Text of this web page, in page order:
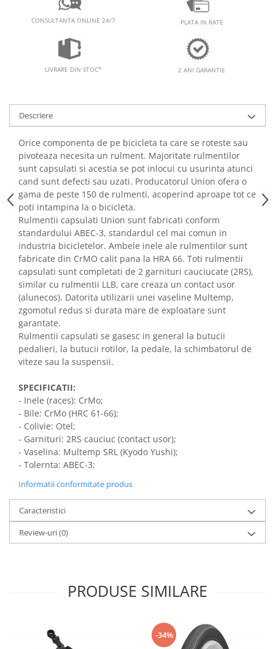
CONSULTANTA ONLINE 24/7 PLATA IN RATE
LIVRARE DIN STOC* 2 ANI GARANTIE
Descriere
Orice componenta de pe bicicleta ta care se roteste sau
pivoteaza necesita un rulment. Majoritate rulmentilor
sunt capsulati si acestia se pot inlocui cu usurinta atunci
cand sunt defecti sau uzati. Producatorul Union ofera o
gama de peste 150 de rulmenti, acoperind aproape tot ce
poti intampina la o bicicleta.
Rulmentii capsulati Union sunt fabricati conform
standardului ABEC-3, standardul cel mai comun in
industria bicicletelor. Ambele inele ale rulmentilor sunt
fabricate din CrMO calit pana la HRA 66. Toti rulmentii
capsulati sunt completati de 2 garnituri cauciucate (2RS),
similar cu rulmentii LLB, care creaza un contact usor
(alunecos). Datorita utilizarii unei vaseline Multemp,
zgomotul redus si durata mare de exploatare sunt
garantate.
Rulmentii capsulati se gasesc in general la butucii
pedalieri, la butucii rotilor, la pedale, la schimbatorul de
viteze sau la suspensii.
SPECIFICATII:
- Inele (races): CrMo;
- Bile: CrMo (HRC 61-66);
- Colivie: Otel;
- Garnituri: 2RS cauciuc (contact usor);
- Vaselina: Multemp SRL (Kyodo Yushi);
- Tolernta: ABEC-3;
Informatii conformitate produs
Caracteristici
Review-uri(0)
PRODUSE SIMILARE
-34%